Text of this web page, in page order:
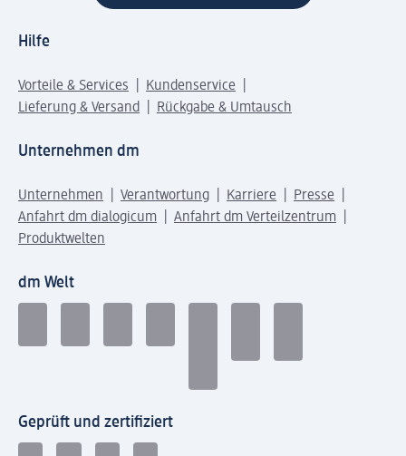
Hilfe
Vorteile & Services
Kundenservice
Lieferung & Versand
Rückgabe & Umtausch
Unternehmen dm
Unternehmen Verantwortung Karriere
Presse
Anfahrt dm dialogicum
Anfahrt dm Verteilzentrum
Produktwelten
dm Welt
Geprüft und zertifiziert